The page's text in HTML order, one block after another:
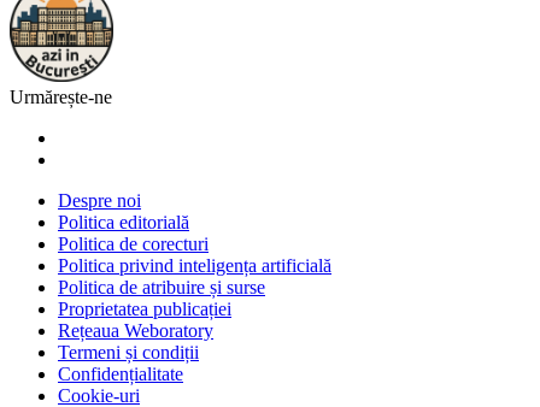
Urmărește-ne
Despre noi
Politica editorială
Politica de corecturi
Politica privind inteligența artificială
Politica de atribuire și surse
Proprietatea publicației
Rețeaua Weboratory
Termeni și condiții
Confidențialitate
Cookie-uri